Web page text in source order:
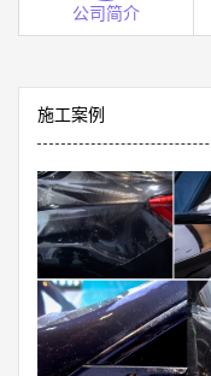
公司简介
施工案例